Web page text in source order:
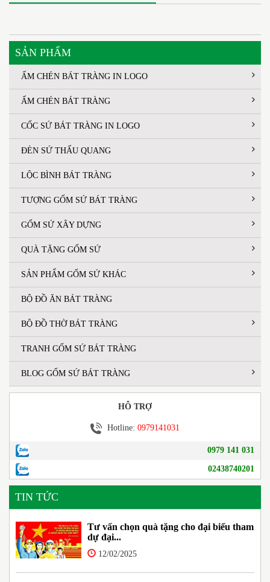
SẢN PHẨM
ẤM CHÉN BÁT TRÀNG IN LOGO
ẤM CHÉN BÁT TRÀNG
CỐC SỨ BÁT TRÀNG IN LOGO
ĐÈN SỨ THẤU QUANG
LỘC BÌNH BÁT TRÀNG
TƯỢNG GỐM SỨ BÁT TRÀNG
GỐM SỨ XÂY DỰNG
QUÀ TẶNG GỐM SỨ
SẢN PHẨM GỐM SỨ KHÁC
BỘ ĐỒ ĂN BÁT TRÀNG
BỘ ĐỒ THỜ BÁT TRÀNG
TRANH GỐM SỨ BÁT TRÀNG
BLOG GỐM SỨ BÁT TRÀNG
HỖ TRỢ
Hotline: 0979141031
0979 141 031
02438740201
TIN TỨC
Tư vấn chọn quà tặng cho đại biểu tham
dự đại...
12/02/2025